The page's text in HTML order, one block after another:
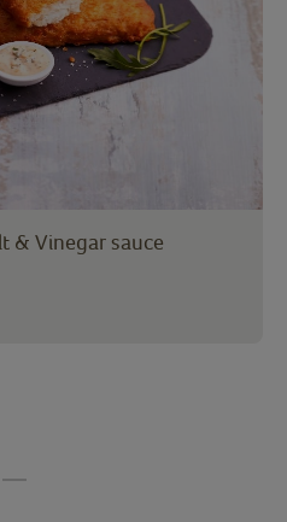
& Vinegar sauce